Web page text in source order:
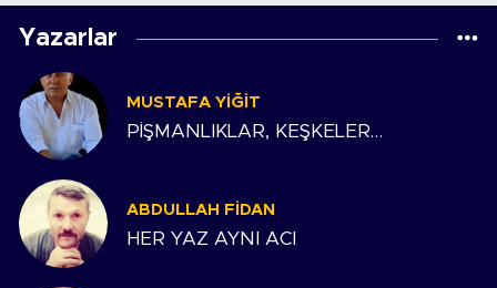
Yazarlar
MUSTAFA YIĞIT
PİŞMANLIKLAR, KEŞKELER…
ABDULLAH FIDAN
HER YAZ AYNI ACI